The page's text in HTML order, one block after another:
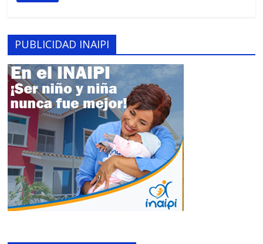
PUBLICIDAD INAIPI